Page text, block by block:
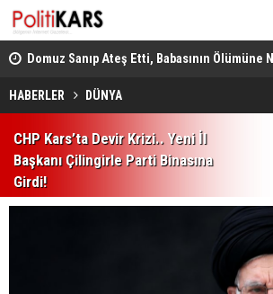
Domuz Sanıp Ateş Etti, Babasının Ölümüne
HABERLER DÜNYA
CHP Kars’ta Devir Krizi.. Yeni İl
Başkanı Çilingirle Parti Binasına
Girdi!